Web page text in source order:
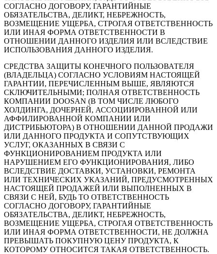
СОГЛАСНО ДОГОВОРУ, ГАРАНТИЙНЫЕ
ОБЯЗАТЕЛЬСТВА, ДЕЛИКТ, НЕБРЕЖНОСТЬ,
ВОЗМЕЩЕНИЕ УЩЕРБА, СТРОГАЯ ОТВЕТСТВЕННОСТЬ
ИЛИ ИНАЯ ФОРМА ОТВЕТСТВЕННОСТИ В
ОТНОШЕНИИ ДАННОГО ИЗДЕЛИЯ ИЛИ ВСЛЕДСТВИЕ
ИСПОЛЬЗОВАНИЯ ДАННОГО ИЗДЕЛИЯ.
СРЕДСТВА ЗАЩИТЫ КОНЕЧНОГО ПОЛЬЗОВАТЕЛЯ
(ВЛАДЕЛЬЦА) СОГЛАСНО УСЛОВИЯМ НАСТОЯЩЕЙ
ГАРАНТИИ, ПЕРЕЧИСЛЕННЫМ ВЫШЕ, ЯВЛЯЮТСЯ
СКЛЮЧИТЕЛЬНЫМИ; ПОЛНАЯ ОТВЕТСТВЕННОСТЬ
КОМПАНИИ DOOSAN (В ТОМ ЧИСЛЕ ЛЮБОГО
ХОЛДИНГА, ДОЧЕРНЕЙ, АССОЦИИРОВАННОЙ ИЛИ
АФФИЛИРОВАННОЙ КОМПАНИИ ИЛИ
ДИСТРИБЬЮТОРА) В ОТНОШЕНИИ ДАННОЙ ПРОДАЖИ
ИЛИ ДАННОГО ПРОДУКТА И СОПУТСТВУЮЩИХ
УСЛУГ, ОКАЗАННЫХ В СВЯЗИ С
ФУНКЦИОНИРОВАНИЕМ ПРОДУКТА ИЛИ
НАРУШЕНИЕМ ЕГО ФУНКЦИОНИРОВАНИЯ, ЛИБО
ВСЛЕДСТВИЕ ДОСТАВКИ, УСТАНОВКИ, РЕМОНТА
ИЛИ ТЕХНИЧЕСКИХ УКАЗАНИЙ, ПРЕДУСМОТРЕННЫХ
НАСТОЯЩЕЙ ПРОДАЖЕЙ ИЛИ ВЫПОЛНЕННЫХ В
СВЯЗИ С НЕЙ, БУДЬ ТО ОТВЕТСТВЕННОСТЬ
СОГЛАСНО ДОГОВОРУ, ГАРАНТИЙНЫЕ
ОБЯЗАТЕЛЬСТВА, ДЕЛИКТ, НЕБРЕЖНОСТЬ,
ВОЗМЕЩЕНИЕ УЩЕРБА, СТРОГАЯ ОТВЕТСТВЕННОСТЬ
ИЛИ ИНАЯ ФОРМА ОТВЕТСТВЕННОСТИ, НЕ ДОЛЖНА
ПРЕВЫШАТЬ ПОКУПНУЮ ЦЕНУ ПРОДУКТА, К
КОТОРОМУ ОТНОСИТСЯ ТАКАЯ ОТВЕТСТВЕННОСТЬ.